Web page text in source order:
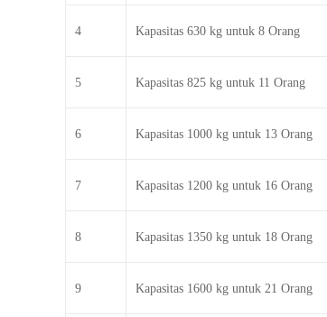
4 Kapasitas 630 kg untuk 8 Orang
5 Kapasitas 825 kg untuk 11 Orang
6 Kapasitas 1000 kg untuk 13 Orang
7 Kapasitas 1200 kg untuk 16 Orang
8 Kapasitas 1350 kg untuk 18 Orang
9 Kapasitas 1600 kg untuk 21 Orang